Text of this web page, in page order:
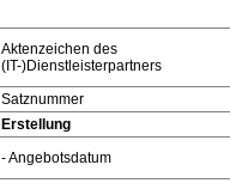
Aktenzeichen des
(IT-)Dienstleisterpartners
Satznummer
Erstellung
- Angebotsdatum